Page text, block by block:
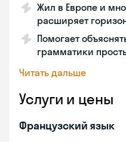
Жил в Европе и
расширяет
Помогает
грамматики
Читать дальше
Услуги и цены
Французский язык